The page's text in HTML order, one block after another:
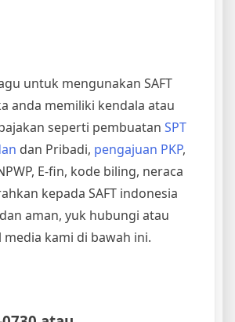
untuk mengunakan SAFT
anda memiliki kendala atau
seperti pembuatan SPT
dan Pribadi, pengajuan PKP,
E-fin, kode biling, neraca
kepada SAFT indonesia
aman, yuk hubungi atau
media kami di bawah ini.